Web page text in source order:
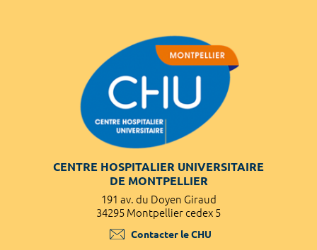
CENTRE HOSPITALIER UNIVERSITAIRE
DE MONTPELLIER
191 av. du Doyen Giraud
34295 Montpellier cedex 5
Contacter le CHU